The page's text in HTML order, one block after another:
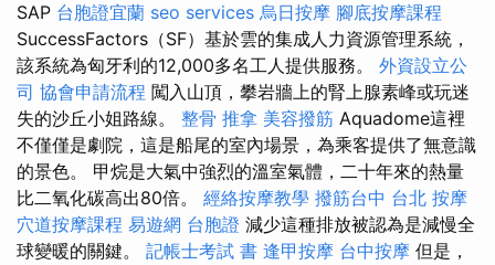
SAP 台胞證宜蘭 seo services 烏日按摩 腳底按摩課程
SuccessFactors（SF）基於雲的集成人力資源管理系統，
該系統為匈牙利的12,000多名工人提供服務。 外資設立公
司 協會申請流程 闖入山頂，攀岩牆上的腎上腺素峰或玩迷
失的沙丘小姐路線。 整骨 推拿 美容撥筋 Aquadome這裡
不僅僅是劇院，這是船尾的室內場景，為乘客提供了無意識
的景色。 甲烷是大氣中強烈的溫室氣體，二十年來的熱量
比二氧化碳高出80倍。 經絡按摩教學 撥筋台中 台北 按摩
穴道按摩課程 易遊網 台胞證 減少這種排放被認為是減慢全
球變暖的關鍵。 記帳士考試 書 逢甲按摩 台中按摩 但是，